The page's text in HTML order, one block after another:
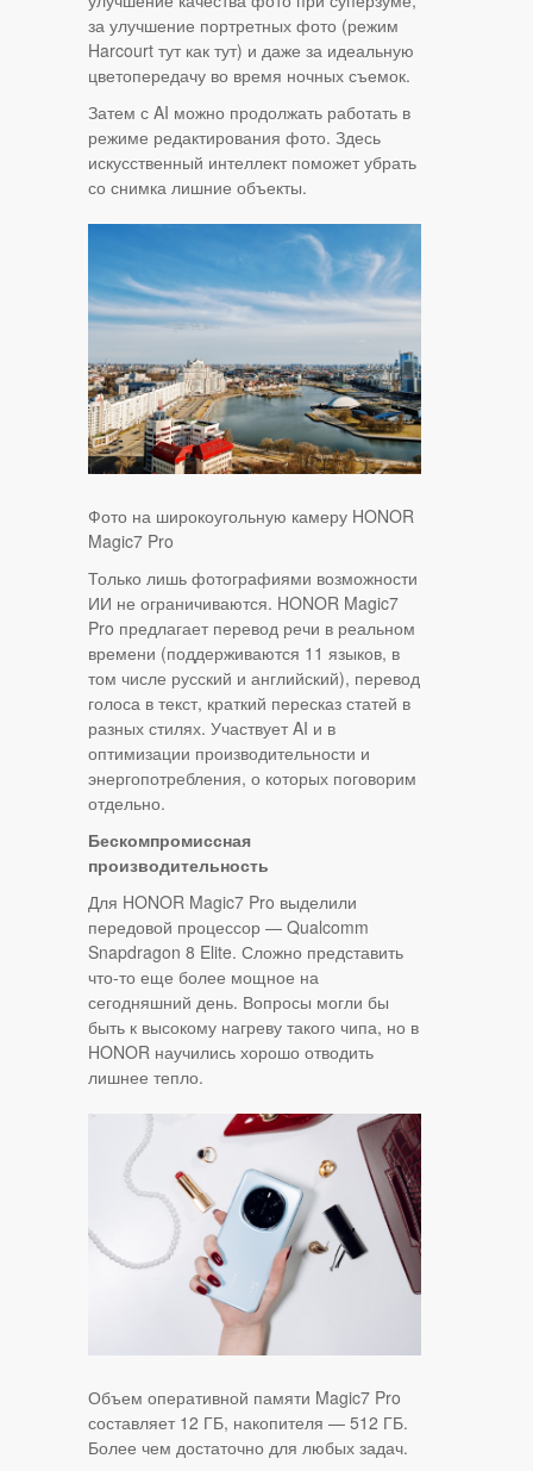
за улучшение портретных фото (режим
Harcourt тут как тут) и даже за идеальную
цветопередачу во время ночных съемок.
Затем с AI можно продолжать работать в
режиме редактирования фото. Здесь
искусственный интеллект поможет убрать
со снимка лишние объекты.
Фото на широкоугольную камеру HONOR
Magic7 Pro
Только лишь фотографиями возможности
ИИ не ограничиваются. HONOR Magic7
Pro предлагает перевод речи в реальном
времени (поддерживаются 11 языков, в
том числе русский и английский), перевод
голоса в текст, краткий пересказ статей в
разных стилях. Участвует AI и в
оптимизации производительности и
энергопотребления, о которых поговорим
отдельно.
Бескомпромиссная
производительность
Для HONOR Magic7 Pro выделили
передовой процессор — Qualcomm
Snapdragon 8 Elite. Сложно представить
что-то еще более мощное на
сегодняшний день. Вопросы могли бы
быть к высокому нагреву такого чипа, но в
HONOR научились хорошо отводить
лишнее тепло.
Объем оперативной памяти Magic7 Pro
составляет 12 ГБ, накопителя — 512 ГБ.
Более чем достаточно для любых задач.